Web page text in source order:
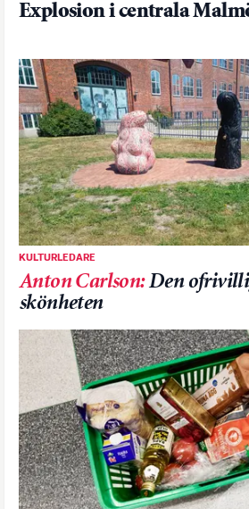
Explosion i centrala
KULTURLEDARE
Anton Carlson:Den
skönheten